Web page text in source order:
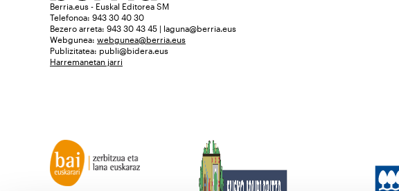
Berria.eus - Euskal Editorea SM
Telefonoa: 943 30 40 30
Bezero arreta: 943 30 43 45 | laguna@berria.eus
Webgunea: webgunea@berria.eus
Publizitatea: publi@bidera.eus
Harremanetan jarri